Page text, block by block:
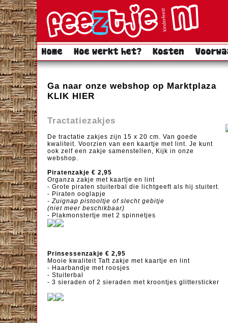
Ga naar onze webshop op Marktplaza
KLIK HIER
Tractatiezakjes
De tractatie zakjes zijn 15 x 20 cm. Van goede
kwaliteit. Voorzien van een kaartje met lint. Je kunt
ook zelf een zakje samenstellen, Kijk in onze
webshop.
Piratenzakje € 2,95
Organza zakje met kaartje en lint
- Grote piraten stuiterbal die lichtgeeft als hij stuitert.
- Piraten ooglapje
- Zuignap pistooltje of slecht gebitje
(niet meer beschikbaar)
- Plakmonstertje met 2 spinnetjes
Prinsessenzakje € 2,95
Mooie kwaliteit Taft zakje met kaartje en lint
- Haarbandje met roosjes
- Stuiterbal
- 3 sieraden of 2 sieraden met kroontjes glittersticker